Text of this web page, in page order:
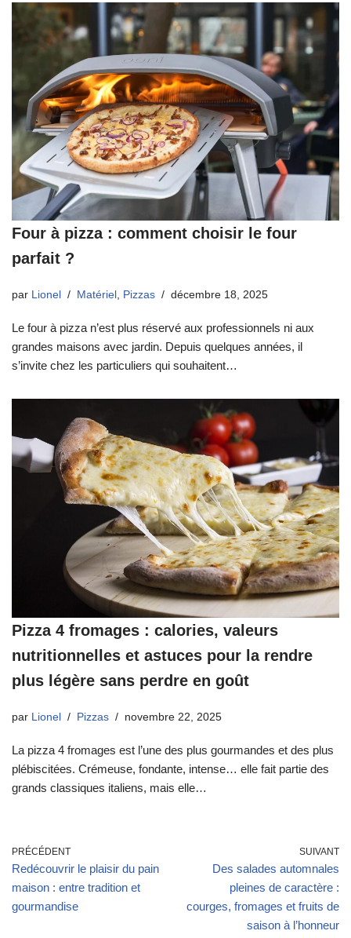
Four à pizza : comment choisir le four
parfait ?
par Lionel Matériel , Pizzas décembre 18, 2025
Le four à pizza n’est plus réservé aux professionnels ni aux
grandes maisons avec jardin. Depuis quelques années, il
s’invite chez les particuliers qui souhaitent…
Pizza 4 fromages : calories, valeurs
nutritionnelles et astuces pour la rendre
plus légère sans perdre en goût
par Lionel Pizzas novembre 22, 2025
La pizza 4 fromages est l’une des plus gourmandes et des plus
plébiscitées. Crémeuse, fondante, intense… elle fait partie des
grands classiques italiens, mais elle…
PRÉCÉDENT
Redécouvrir le plaisir du pain
maison : entre tradition et
gourmandise
SUIVANT
Des salades automnales
pleines de caractère :
courges, fromages et fruits de
saison à l’honneur